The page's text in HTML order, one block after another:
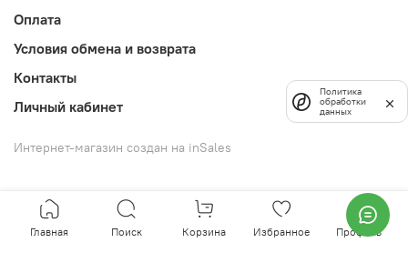
Оплата
Условия обмена и возврата
Контакты
Личный кабинет
Интернет-магазин создан на inSales
Главная Поиск Корзина Избранное Профиль
Политика
обработки
данных